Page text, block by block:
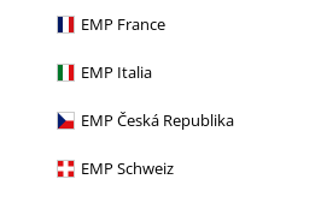
EMP France
EMP Italia
EMP Česká Republika
EMP Schweiz